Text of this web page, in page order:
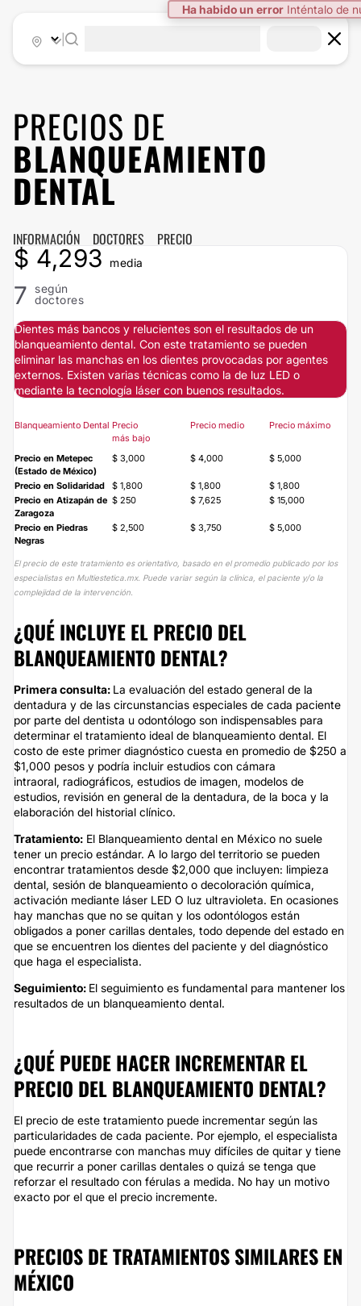
Ha habido un error Inténtalo de
PRECIOS DE
BLANQUEAMIENTO
DENTAL
INFORMACIÓN DOCTORES PRECIO
$ 4,293 media
7 según
doctores
Dientes más bancos y relucientes son el resultados de un
blanqueamiento dental. Con este tratamiento se pueden
eliminar las manchas en los dientes provocadas por agentes
externos. Existen varias técnicas como la de luz LED o
mediante la tecnología láser con buenos resultados.
Blanqueamiento Dental Precio
más bajo
Precio medio Precio máximo
Precio en Metepec
(Estado de México)
$ 3,000 $ 4,000 $ 5,000
Precio en Solidaridad $ 1,800 $ 1,800
$ 1,800
Precio en Atizapán de
Zaragoza
$ 250 $ 7,625 $ 15,000
Precio en Piedras
Negras
$ 2,500 $ 3,750 $ 5,000
El precio de este tratamiento es orientativo, basado en el promedio publicado por los
especialistas en Multiestetica.mx. Puede variar según la clínica, el paciente y/o la
complejidad de la intervención.
¿QUÉ INCLUYE EL PRECIO DEL
BLANQUEAMIENTO DENTAL?
Primera consulta: La evaluación del estado general de la
dentadura y de las circunstancias especiales de cada paciente
por parte del dentista u odontólogo son indispensables para
determinar el tratamiento ideal de blanqueamiento dental. El
costo de este primer diagnóstico cuesta en promedio de $250 a
$1,000 pesos y podría incluir estudios con cámara
intraoral, radiográficos, estudios de imagen, modelos de
estudios, revisión en general de la dentadura, de la boca y la
elaboración del historial clínico.
Tratamiento: El Blanqueamiento dental en México no suele
tener un precio estándar. A lo largo del territorio se pueden
encontrar tratamientos desde $2,000 que incluyen: limpieza
dental, sesión de blanqueamiento o decoloración química,
activación mediante láser LED O luz ultravioleta. En ocasiones
hay manchas que no se quitan y los odontólogos están
obligados a poner carillas dentales, todo depende del estado en
que se encuentren los dientes del paciente y del diagnóstico
que haga el especialista.
Seguimiento: El seguimiento es fundamental para mantener los
resultados de un blanqueamiento dental.
¿QUÉ PUEDE HACER INCREMENTAR EL
PRECIO DEL BLANQUEAMIENTO DENTAL?
El precio de este tratamiento puede incrementar según las
particularidades de cada paciente. Por ejemplo, el especialista
puede encontrarse con manchas muy difíciles de quitar y tiene
que recurrir a poner carillas dentales o quizá se tenga que
reforzar el resultado con férulas a medida. No hay un motivo
exacto por el que el precio incremente.
PRECIOS DE TRATAMIENTOS SIMILARES EN
MÉXICO